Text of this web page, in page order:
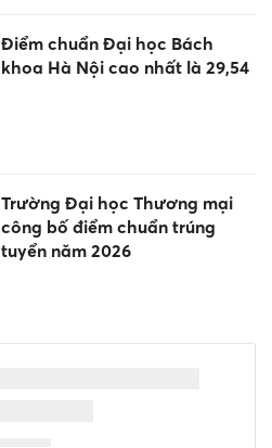
Điểm chuẩn Đại học Bách
khoa Hà Nội cao nhất là 29,54
Trường Đại học Thương mại
công bố điểm chuẩn trúng
tuyển năm 2026